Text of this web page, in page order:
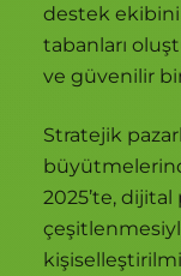
destek
tabanları
ve güvenilir
Stratejik
2025’te, dijital